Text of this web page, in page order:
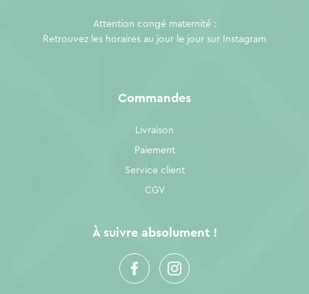
Commandes
Livraison
Paiement
Service client
CGV
À suivre absolument !
Attention congé maternité :
Retrouvez les horaires au jour le jour sur
Instagram